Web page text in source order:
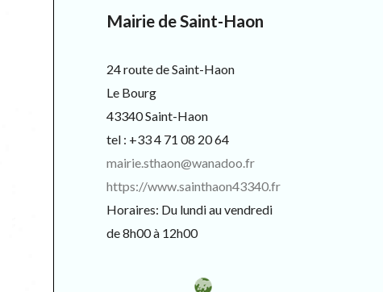
Mairie de Saint-Haon
24 route de Saint-Haon
Le Bourg
43340 Saint-Haon
tel : +33 4 71 08 20 64
mairie.sthaon@wanadoo.fr
https://www.sainthaon43340.fr
Horaires: Du lundi au vendredi
de 8h00 à 12h00